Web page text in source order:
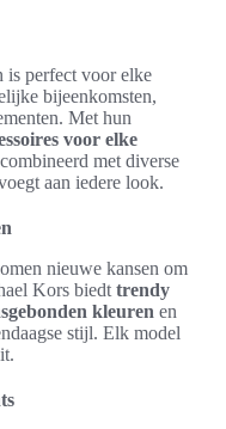
is perfect voor elke
bijeenkomsten,
Met hun
voor elke
met diverse
aan iedere look.
nieuwe kansen om
Kors biedt trendy
kleuren en
stijl. Elk model